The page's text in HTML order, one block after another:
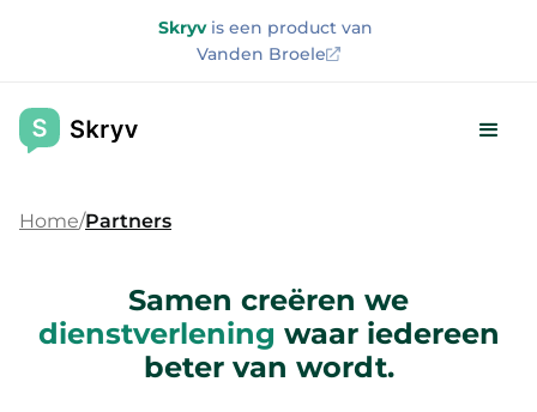
Skryvis een product van
Vanden Broele
Home Partners
Samen creëren we
dienstverlening waar iedereen
beter van wordt.